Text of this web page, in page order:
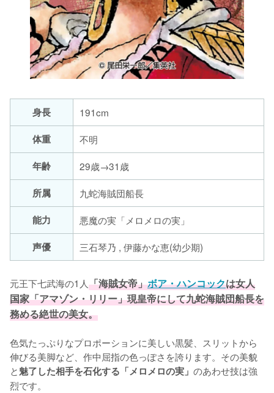
身長
191cm
体重
不明
年齢
29歳→31歳
所属
九蛇海賊団船長
能力
悪魔の実「メロメロの実」
声優
三石琴乃 , 伊藤かな恵(幼少期)
元王下七武海の1人「海賊女帝」ボア・ハンコックは女人
国家「アマゾン・リリー」現皇帝にして九蛇海賊団船長を
務める絶世の美女。
色気たっぷりなプロポーションに美しい黒髪、スリットから
伸びる美脚など、作中屈指の色っぽさを誇ります。その美貌
と魅了した相手を石化する「メロメロの実」 のあわせ技は強
烈です。